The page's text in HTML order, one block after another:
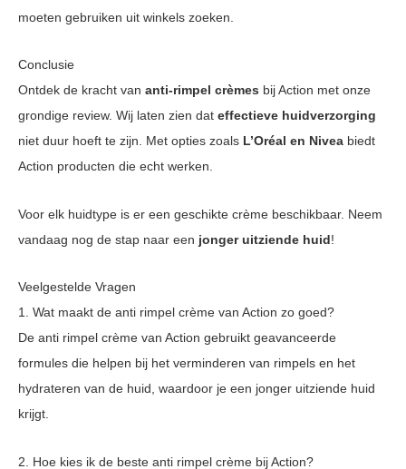
moeten gebruiken uit winkels zoeken.
Conclusie
Ontdek de kracht van anti-rimpel crèmes bij Action met onze
grondige review. Wij laten zien dat effectieve huidverzorging
niet duur hoeft te zijn. Met opties zoals L’Oréal en Nivea biedt
Action producten die echt werken.
Voor elk huidtype is er een geschikte crème beschikbaar. Neem
vandaag nog de stap naar een jonger uitziende huid!
Veelgestelde Vragen
1. Wat maakt de anti rimpel crème van Action zo goed?
De anti rimpel crème van Action gebruikt geavanceerde
formules die helpen bij het verminderen van rimpels en het
hydrateren van de huid, waardoor je een jonger uitziende huid
krijgt.
2. Hoe kies ik de beste anti rimpel crème bij Action?